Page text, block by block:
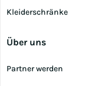
Kleiderschränke
Über uns
Partner werden